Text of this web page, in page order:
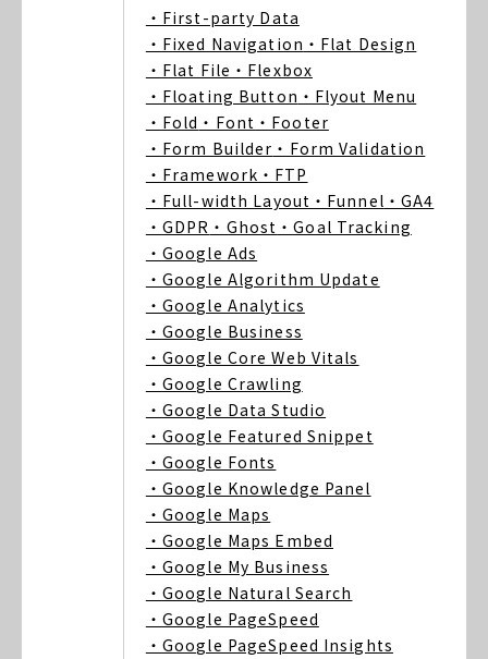
・First-party Data
・Fixed Navigation ・Flat Design
・Flat File ・Flexbox
・Floating Button ・Flyout Menu
・Fold ・Font ・Footer
・Form Builder ・Form Validation
・Framework ・FTP
・Full-width Layout ・Funnel ・GA4
・GDPR ・Ghost ・Goal Tracking
・Google Ads
・Google Algorithm Update
・Google Analytics
・Google Business
・Google Core Web Vitals
・Google Crawling
・Google Data Studio
・Google Featured Snippet
・Google Fonts
・Google Knowledge Panel
・Google Maps
・Google Maps Embed
・Google My Business
・Google Natural Search
・Google PageSpeed
・Google PageSpeed Insights